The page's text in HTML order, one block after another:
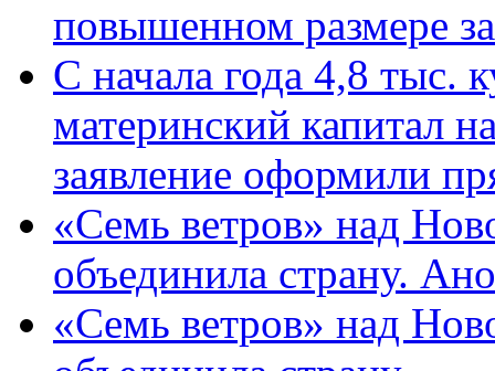
повышенном размере
С начала года 4,8 тыс.
материнский капитал
заявление оформили
«Семь ветров» над
объединила страну.
«Семь ветров» над